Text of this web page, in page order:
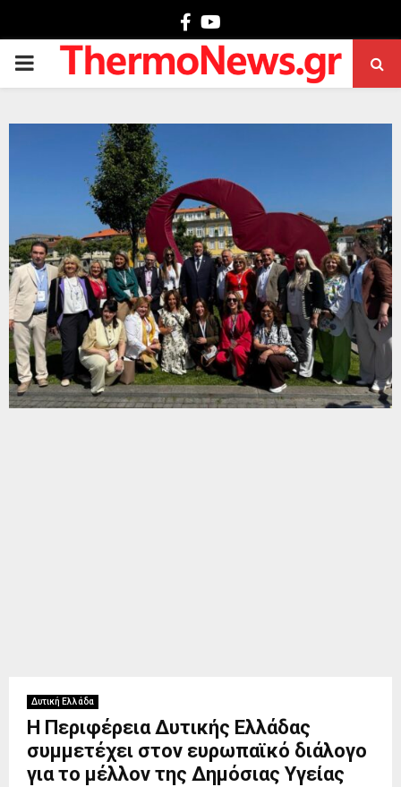
Facebook
PRIMARY
Δυτική Ελλάδα
Η Περιφέρεια Δυτικής Ελλάδας
συμμετέχει στον ευρωπαϊκό διάλογο
για το μέλλον της Δημόσιας Υγείας